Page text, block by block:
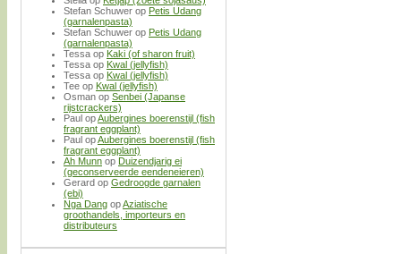
Stefan Schuwer op Petis Udang
(garnalenpasta)
Stefan Schuwer op Petis Udang
(garnalenpasta)
Tessa op Kaki (of sharon fruit)
Tessa op Kwal (jellyfish)
Tessa op Kwal (jellyfish)
Tee op Kwal (jellyfish)
Osman op Senbei (Japanse
rijstcrackers)
Paul opAubergines boerenstijl (fish
fragrant eggplant)
Paul opAubergines boerenstijl (fish
fragrant eggplant)
Ah Munn op Duizendjarig ei
(geconserveerde eendeneieren)
Gerard op Gedroogde garnalen
(ebi)
Nga Dang opAziatische
groothandels, importeurs en
distributeurs